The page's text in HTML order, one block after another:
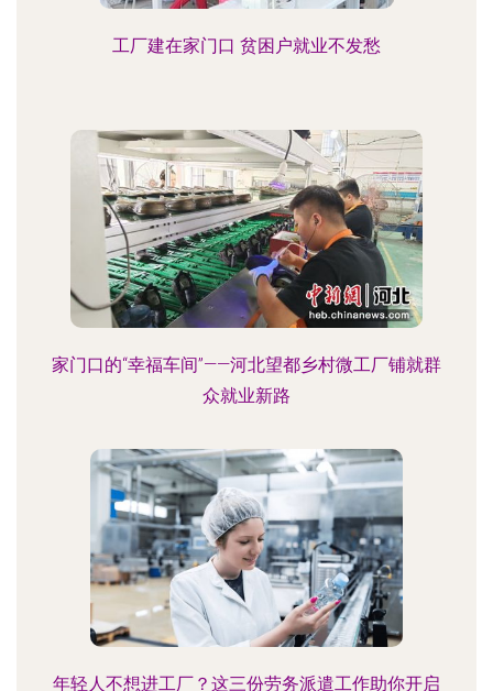
工厂建在家门口 贫困户就业不发愁
家门口的“幸福车间”——河北望都乡村微工厂铺就群
众就业新路
年轻人不想进工厂？这三份劳务派遣工作助你开启